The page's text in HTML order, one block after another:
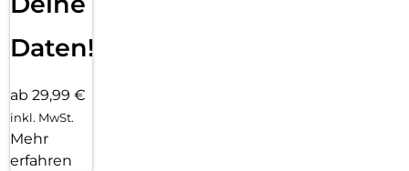
Daten!
ab 29,99 €
inkl. MwSt.
Mehr
erfahren